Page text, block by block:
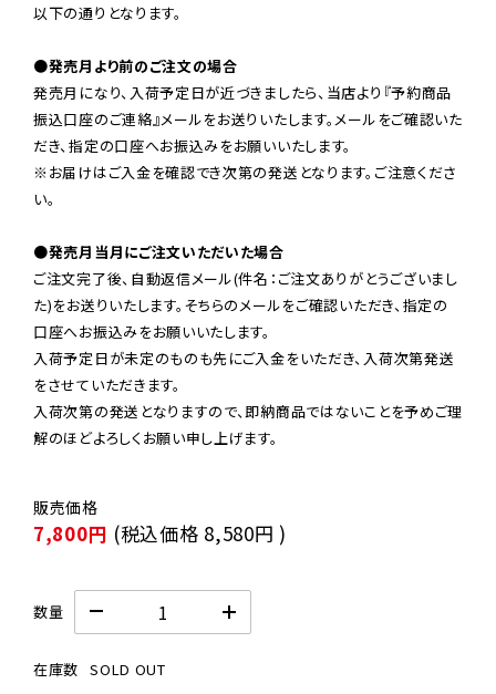
以下の通りとなります。
●発売月より前のご注文の場合
発売月になり、入荷予定日が近づきましたら、当店より『予約商品
振込口座のご連絡』メールをお送りいたします。メールをご確認いた
だき、指定の口座へお振込みをお願いいたします。
※お届けはご入金を確認でき次第の発送となります。ご注意くださ
い。
●発売月当月にご注文いただいた場合
ご注文完了後、自動返信メール(件名：ご注文ありがとうございまし
た)をお送りいたします。そちらのメールをご確認いただき、指定の
口座へお振込みをお願いいたします。
入荷予定日が未定のものも先にご入金をいただき、入荷次第発送
をさせていただきます。
入荷次第の発送となりますので、即納商品ではないことを予めご理
解のほどよろしくお願い申し上げます。
7,800円 (税込価格 8,580円 )
数量
在庫数 SOLD OUT